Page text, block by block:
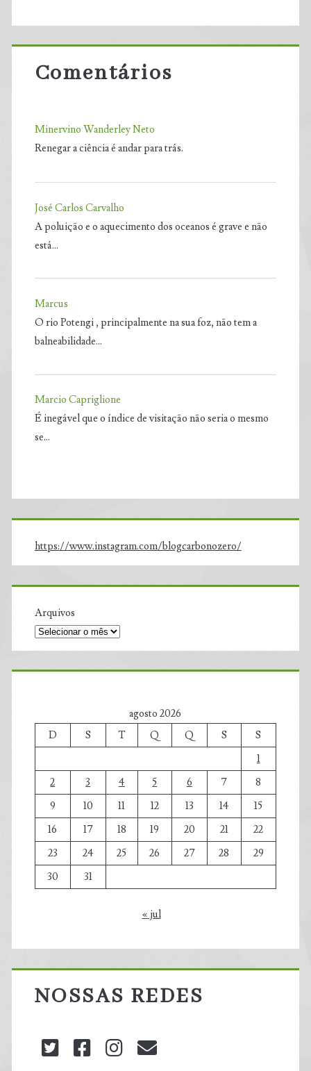
Comentários
Minervino Wanderley Neto
Renegar a ciência é andar para trás.
José Carlos Carvalho
A poluição e o aquecimento dos oceanos é grave e não
está…
Marcus
O rio Potengi , principalmente na sua foz, não tem a
balneabilidade…
Marcio Capriglione
É inegável que o índice de visitação não seria o mesmo
se…
https://www.instagram.com/blogcarbonozero/
Arquivos
agosto 2026
D
S T Q Q S
S
1
2
3 4 5 6 7
8
9
10 11 12 13 14
15
16
17 18 19 20 21
22
23
24 25 26 27 28
29
30
31
« jul
NOSSAS REDES
twitterfacebookinstagram